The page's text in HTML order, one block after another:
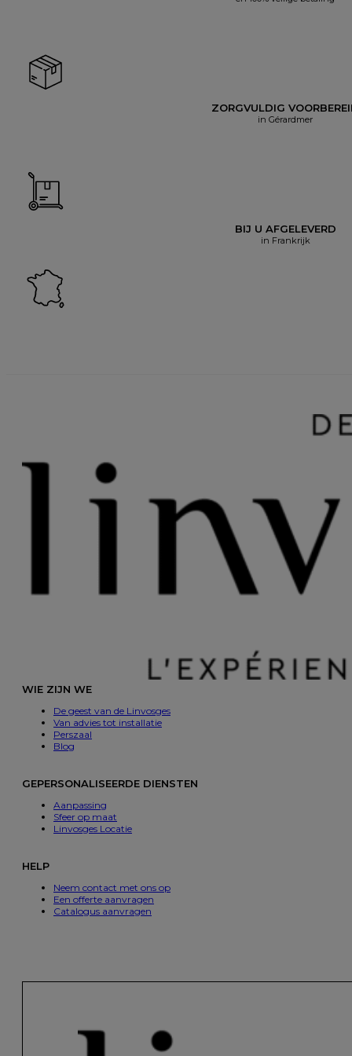
ZORGVULDIG
in Gérardmer
BIJ U AFGELEVERD
in Frankrijk
WIE ZIJN WE
De geest van de Linvosges
Van advies tot installatie
Perszaal
Blog
GEPERSONALISEERDE DIENSTEN
Aanpassing
Sfeer op maat
Linvosges Locatie
HELP
Neem contact met ons op
Een offerte aanvragen
Catalogus aanvragen